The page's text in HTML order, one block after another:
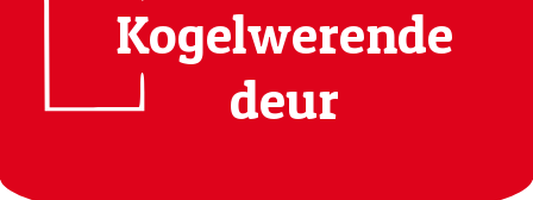
Kogelwerende
deur